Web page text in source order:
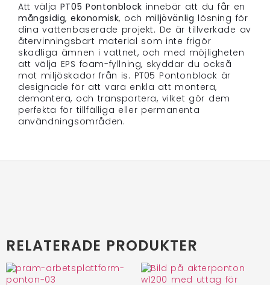
Att välja PT05 Pontonblock innebär att du får en
mångsidig,ekonomisk, och miljövänlig lösning för
dina vattenbaserade projekt. De är tillverkade av
återvinningsbart material som inte frigör
skadliga ämnen i vattnet, och med möjligheten
att välja EPS foam-fyllning, skyddar du också
mot miljöskador från is. PT05 Pontonblock är
designade för att vara enkla att montera,
demontera, och transportera, vilket gör dem
perfekta för tillfälliga eller permanenta
användningsområden.
RELATERADE PRODUKTER